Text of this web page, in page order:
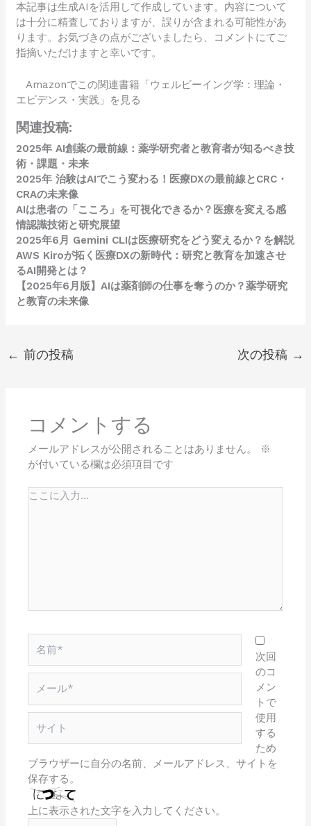
本記事は生成AIを活用して作成しています。内容について
は十分に精査しておりますが、誤りが含まれる可能性があ
ります。お気づきの点がございましたら、コメントにてご
指摘いただけますと幸いです。
Amazonでこの関連書籍「ウェルビーイング学：理論・
エビデンス・実践」を見る
関連投稿:
2025年 AI創薬の最前線：薬学研究者と教育者が知るべき技
術・課題・未来
2025年 治験はAIでこう変わる！医療DXの最前線とCRC・
CRAの未来像
AIは患者の「こころ」を可視化できるか？医療を変える感
情認識技術と研究展望
2025年6月 Gemini CLIは医療研究をどう変えるか？を解説
AWS Kiroが拓く医療DXの新時代：研究と教育を加速させ
るAI開発とは？
【2025年6月版】AIは薬剤師の仕事を奪うのか？薬学研究
と教育の未来像
← 前の投稿 次の投稿 →
コメントする
メールアドレスが公開されることはありません。
※
が付いている欄は必須項目です
こ
前
*
ー
ル
次回
のコ
メン
トで
使用
する
ため
ブラウザーに自分の名前、メールアドレス、サイトを
保存する。
上に表示された文字を入力してください。